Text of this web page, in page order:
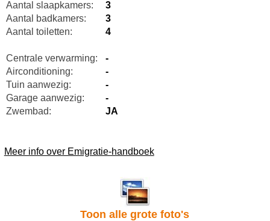
Aantal slaapkamers:
3
Aantal badkamers:
3
Aantal toiletten:
4
Centrale verwarming:
-
Airconditioning:
-
Tuin aanwezig:
-
Garage aanwezig:
-
Zwembad:
JA
Meer info over Emigratie-handboek
Toon alle grote foto's